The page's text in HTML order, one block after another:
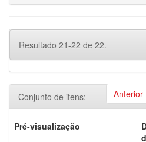
Resultado 21-22 de 22.
Anterior
Conjunto de itens:
Pré-visualização